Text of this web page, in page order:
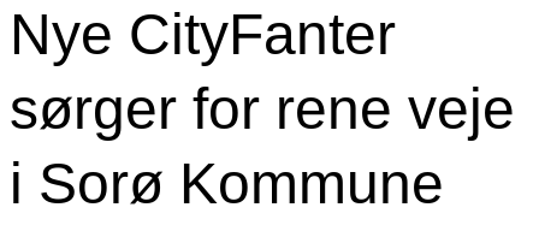
Nye CityFanter
sørger for rene veje
i Sorø Kommune